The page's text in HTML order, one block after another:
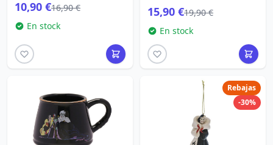
10,90 €16,90 €
En stock
15,90 €19,90 €
En stock
Rebajas
-30%